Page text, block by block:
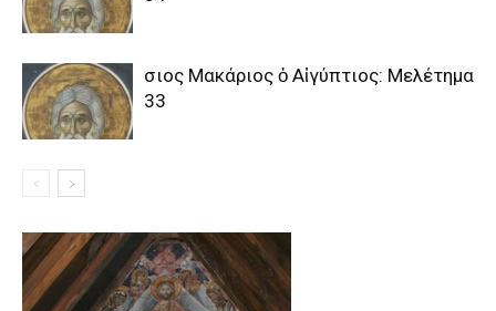
Ὅσιος Μακάριος ὁ Αἰγύπτιος: Mελέτημα
33